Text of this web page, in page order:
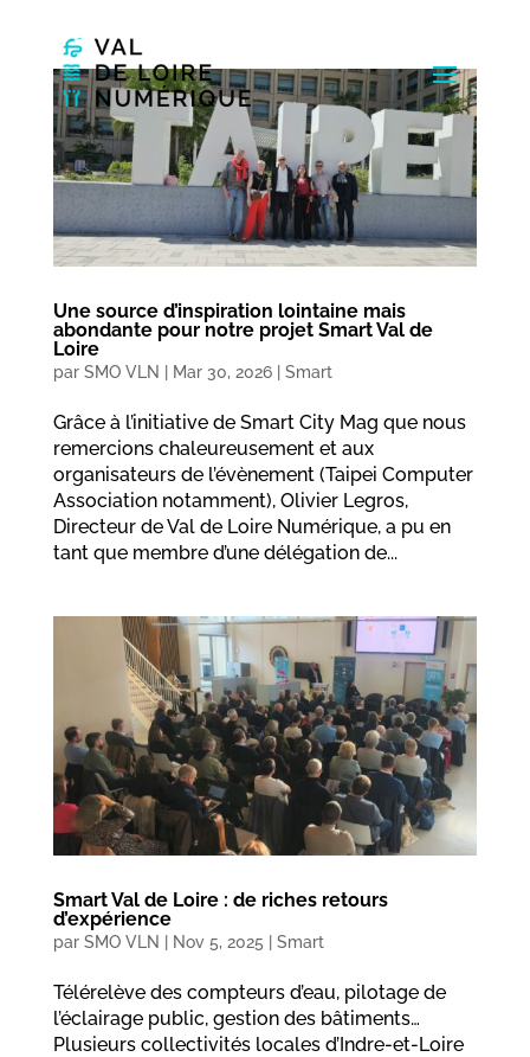
Une source d’inspiration lointaine mais
abondante pour notre projet Smart Val de
Loire
par SMO VLN Mar 30, 2026| Smart
Grâce à l’initiative de Smart City Mag que nous
remercions chaleureusement et aux
organisateurs de l’évènement (Taipei Computer
Association notamment), Olivier Legros,
Directeur de Val de Loire Numérique, a pu en
tant que membre d’une délégation de...
Smart Val de Loire : de riches retours
d’expérience
par SMO VLN Nov 5, 2025 Smart
Télérelève des compteurs d’eau, pilotage de
l’éclairage public, gestion des bâtiments…
Plusieurs collectivités locales d’Indre-et-Loire